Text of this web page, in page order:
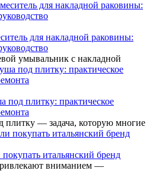
для накладной раковины:
умывальник с накладной
под плитку: практическое
плитку — задача, которую многие
итальянский бренд
вниманием —